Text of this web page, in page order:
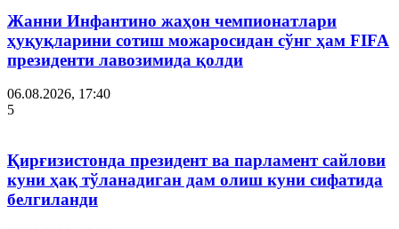
Жанни Инфантино жаҳон чемпионатлари
ҳуқуқларини сотиш можаросидан сўнг ҳам FIFA
президенти лавозимида қолди
06.08.2026, 17:40
5
Қирғизистонда президент ва парламент сайлови
куни ҳақ тўланадиган дам олиш куни сифатида
белгиланди